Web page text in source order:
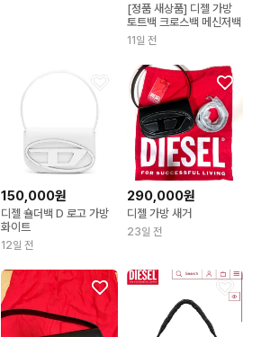
[정품 새상품] 디젤 가방
토트백 크로스백 메신저백
11일 전
150,000원
디젤 숄더백 D 로고 가방
화이트
12일 전
290,000원
디젤 가방 새거
23일 전